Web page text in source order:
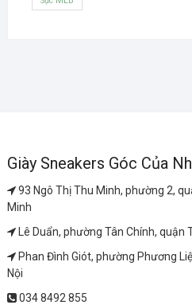
Giày Sneakers Góc Của
93 Ngô Thị Thu Minh, phường 2,
Minh
Lê Duẩn, phường Tân Chính,
Phan Đình Giót, phường Phương
Nội
034 8492 855